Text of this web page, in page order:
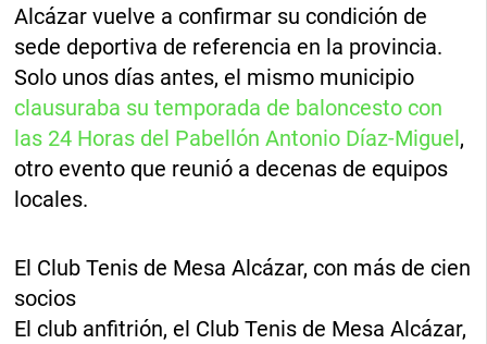
Alcázar vuelve a confirmar su condición de
sede deportiva de referencia en la provincia.
Solo unos días antes, el mismo municipio
clausuraba su temporada de baloncesto con
las 24 Horas del Pabellón Antonio Díaz-Miguel ,
otro evento que reunió a decenas de equipos
locales.
El Club Tenis de Mesa Alcázar, con más de cien
socios
El club anfitrión, el Club Tenis de Mesa Alcázar,